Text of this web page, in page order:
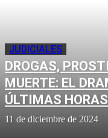
JUDICIALES
DROGAS,
MUERTE: EL
ÚLTIMAS
11 de diciembre de 2024